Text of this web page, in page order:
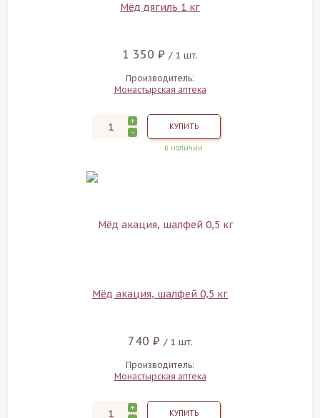
Мёд дягиль 1 кг
1 350 ₽ / 1 шт.
Производитель:
Монастырская аптека
+
-
КУПИТЬ
в наличии
Мёд акация, шалфей 0,5 кг
740 ₽ / 1 шт.
Производитель:
Монастырская аптека
+
КУПИТЬ